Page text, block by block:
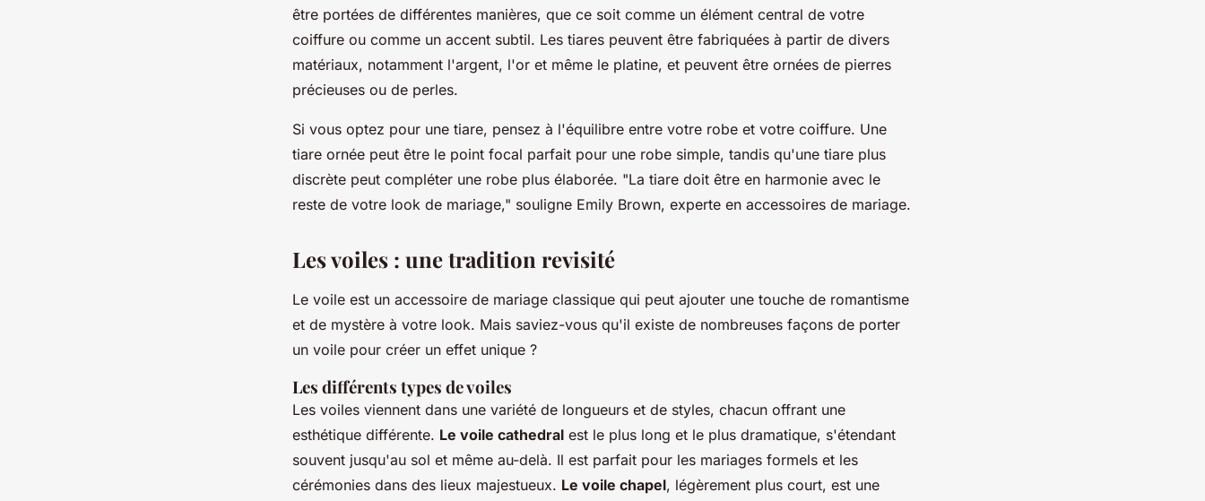
être portées de différentes manières, que ce soit comme un élément central de votre
coiffure ou comme un accent subtil. Les tiares peuvent être fabriquées à partir de divers
matériaux, notamment l'argent, l'or et même le platine, et peuvent être ornées de pierres
précieuses ou de perles.
Si vous optez pour une tiare, pensez à l'équilibre entre votre robe et votre coiffure. Une
tiare ornée peut être le point focal parfait pour une robe simple, tandis qu'une tiare plus
discrète peut compléter une robe plus élaborée. "La tiare doit être en harmonie avec le
reste de votre look de mariage," souligne Emily Brown, experte en accessoires de mariage.
Les voiles : une tradition revisité
Le voile est un accessoire de mariage classique qui peut ajouter une touche de romantisme
et de mystère à votre look. Mais saviez-vous qu'il existe de nombreuses façons de porter
un voile pour créer un effet unique ?
Les différents types de voiles
Les voiles viennent dans une variété de longueurs et de styles, chacun offrant une
esthétique différente. Le voile cathedral est le plus long et le plus dramatique, s'étendant
souvent jusqu'au sol et même au-delà. Il est parfait pour les mariages formels et les
cérémonies dans des lieux majestueux. Le voile chapel, légèrement plus court, est une